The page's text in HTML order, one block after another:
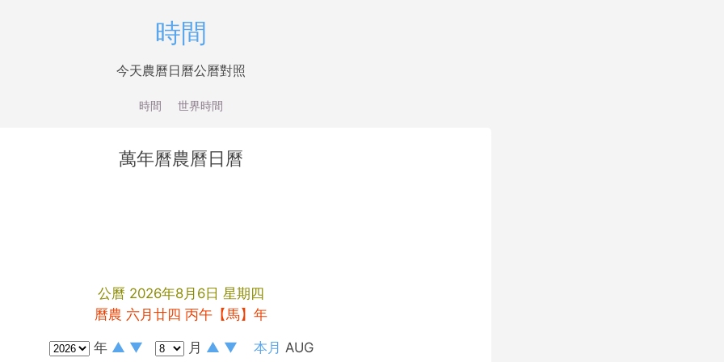
時間
今天農曆日曆公曆對照
時間 世界時間
萬年曆農曆日曆
公曆 2026年8月 6日 星期四
曆農 六月廿四 丙午【馬】年
年 ▲ ▼ 月 ▲ ▼ 本月 AUG